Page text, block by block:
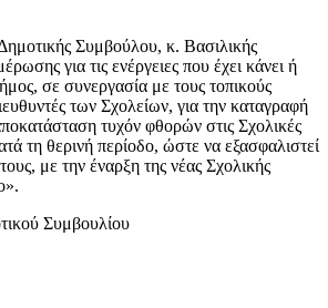
Συμβούλου, κ. Βασιλικής
για τις ενέργειες που έχει κάνει ή
σε συνεργασία με τους τοπικούς
των Σχολείων, για την καταγραφή
τυχόν φθορών στις Σχολικές
τη θερινή περίοδο, ώστε να εξασφαλιστεί
με την έναρξη της νέας Σχολικής
Συμβουλίου